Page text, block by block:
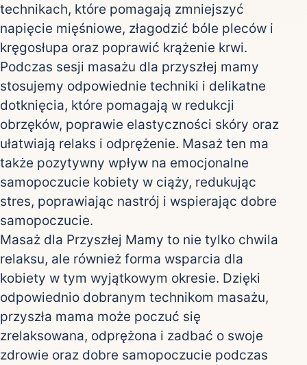
technikach, które pomagają zmniejszyć
napięcie mięśniowe, złagodzić bóle pleców i
kręgosłupa oraz poprawić krążenie krwi.
Podczas sesji masażu dla przyszłej mamy
stosujemy odpowiednie techniki i delikatne
dotknięcia, które pomagają w redukcji
obrzęków, poprawie elastyczności skóry oraz
ułatwiają relaks i odprężenie. Masaż ten ma
także pozytywny wpływ na emocjonalne
samopoczucie kobiety w ciąży, redukując
stres, poprawiając nastrój i wspierając dobre
samopoczucie.
Masaż dla Przyszłej Mamy to nie tylko chwila
relaksu, ale również forma wsparcia dla
kobiety w tym wyjątkowym okresie. Dzięki
odpowiednio dobranym technikom masażu,
przyszła mama może poczuć się
zrelaksowana, odprężona i zadbać o swoje
zdrowie oraz dobre samopoczucie podczas